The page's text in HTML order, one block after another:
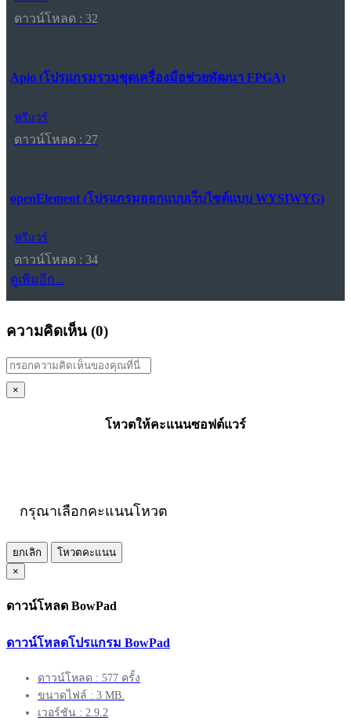
ดาวน์โหลด : 32
Apio (โปรแกรมรวมชุดเครื่องมือช่วยพัฒนา FPGA)
ฟรีแวร์
ดาวน์โหลด : 27
openElement (โปรแกรมออกแบบเว็บไซต์แบบ WYSIWYG)
ฟรีแวร์
ดาวน์โหลด : 34
ดูเพิ่มอีก...
ความคิดเห็น (0)
×
โหวตให้คะแนนซอฟต์แวร์
กรุณาเลือกคะแนนโหวต
ยกเลิก
โหวตคะแนน
×
ดาวน์โหลด BowPad
ดาวน์โหลดโปรแกรม BowPad
ดาวน์โหลด : 577 ครั้ง
ขนาดไฟล์ : 3 MB.
เวอร์ชัน : 2.9.2